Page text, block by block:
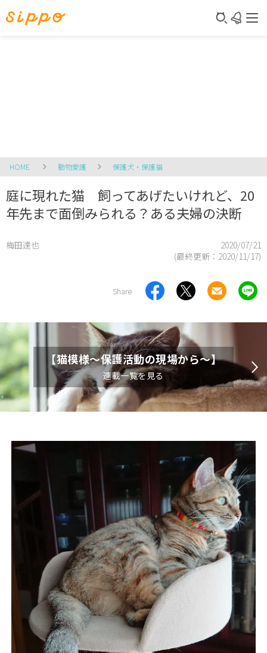
HOME 動物愛護 保護犬・保護猫
庭に現れた猫 飼ってあげたいけれど、20
年先まで面倒みられる？ある夫婦の決断
梅田達也
2020/07/21
(最終更新： 2020/11/17)
Share
【猫模様～保護活動の現場から～】
連載一覧を見る